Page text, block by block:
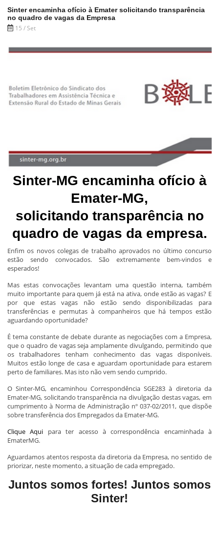
Sinter encaminha ofício à Emater solicitando transparência
no quadro de vagas da Empresa
15 / Set
Sinter-MG encaminha ofício à
Emater-MG,
solicitando transparência no
quadro de vagas da empresa.
Enfim os novos colegas de trabalho aprovados no último concurso
estão sendo convocados. São extremamente bem-vindos e
esperados!
Mas estas convocações levantam uma questão interna, também
muito importante para quem já está na ativa, onde estão as vagas? E
por que estas vagas não estão sendo disponibilizadas para
transferências e permutas à companheiros que há tempos estão
aguardando oportunidade?
É tema constante de debate durante as negociações com a Empresa,
que o quadro de vagas seja amplamente divulgando, permitindo que
os trabalhadores tenham conhecimento das vagas disponíveis.
Muitos estão longe de casa e aguardam oportunidade para estarem
perto de familiares. Mas isto não vem sendo cumprido.
O Sinter-MG, encaminhou Correspondência SGE283 à diretoria da
Emater-MG, solicitando transparência na divulgação destas vagas, em
cumprimento à Norma de Administração nº 037-02/2011, que dispõe
sobre transferência dos Empregados da Emater-MG.
Clique Aqui para ter acesso à correspondência encaminhada à
EmaterMG.
Aguardamos atentos resposta da diretoria da Empresa, no sentido de
priorizar, neste momento, a situação de cada empregado.
Juntos somos fortes! Juntos somos
Sinter!